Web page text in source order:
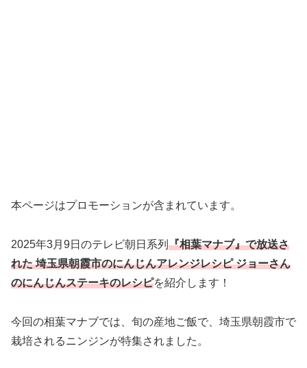
本ページはプロモーションが含まれています。
2025年3月9日のテレビ朝日系列 『相葉マナブ』で放送さ
れた 埼玉県朝霞市のにんじんアレンジレシピ ジョーさん
のにんじんステーキのレシピを紹介します！
今回の相葉マナブでは、旬の産地ご飯で、埼玉県朝霞市で
栽培されるニンジンが特集されました。